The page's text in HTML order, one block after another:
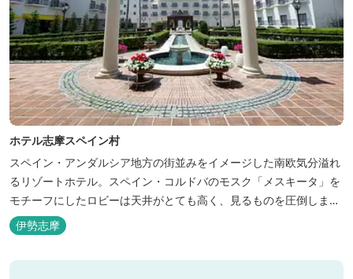
ホテル志摩スペイン村
スペイン・アンダルシア地方の街並みをイメージした南欧気分溢れ
るリゾートホテル。スペイン・コルドバのモスク「メスキータ」を
モチーフにしたロビーは天井がとても高く、見るものを圧倒しま
す。客室棟にある中庭もコルドバ、セビリア、グラナダの街を再現
しており、ホテル内を散策するだけでも異国感を満喫できます。 ス
ペインの雰囲気が溢れた客室やパークの夢の続きが見られるキャラ
伊勢志摩